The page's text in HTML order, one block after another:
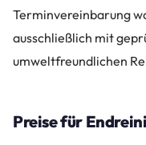
Terminvereinbarung
ausschließlich mit
umweltfreundlichen
Preise für